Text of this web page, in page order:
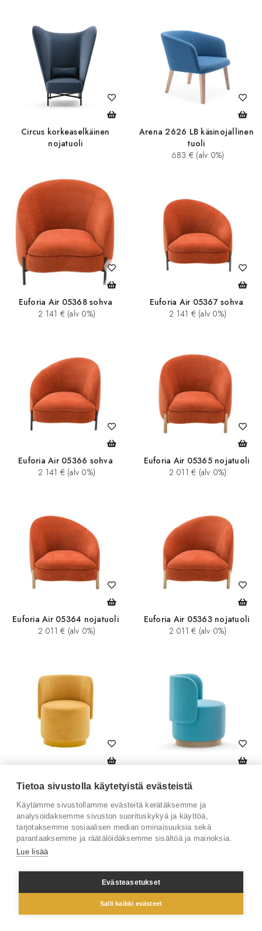
Circus korkeaselkäinen
nojatuoli
Arena 2626 LB käsinojallinen
tuoli
683 € (alv 0%)
Euforia Air 05368 sohva
2 141 € (alv 0%)
Euforia Air 05367 sohva
2 141 € (alv 0%)
Euforia Air 05366 sohva
2 141 € (alv 0%)
Euforia Air 05365 nojatuoli
2 011 € (alv 0%)
Euforia Air 05364 nojatuoli
2 011 € (alv 0%)
Euforia Air 05363 nojatuoli
2 011 € (alv 0%)
984 € (alv 0%)
984 € (alv 0%)
Tietoa sivustolla käytetyistä evästeistä
Käytämme sivustollamme evästeitä kerätäksemme ja
analysoidaksemme sivuston suorituskykyä ja käyttöä,
tarjotaksemme sosiaalisen median ominaisuuksia sekä
parantaaksemme ja räätälöidäksemme sisältöä ja mainoksia.
Lue lisää
Evästeasetukset
Salli kaikki evästeet